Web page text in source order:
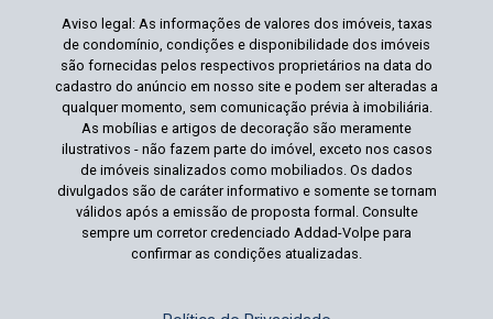
Aviso legal: As informações de valores dos imóveis, taxas
de condomínio, condições e disponibilidade dos imóveis
são fornecidas pelos respectivos proprietários na data do
cadastro do anúncio em nosso site e podem ser alteradas a
qualquer momento, sem comunicação prévia à imobiliária.
As mobílias e artigos de decoração são meramente
ilustrativos - não fazem parte do imóvel, exceto nos casos
de imóveis sinalizados como mobiliados. Os dados
divulgados são de caráter informativo e somente se tornam
válidos após a emissão de proposta formal. Consulte
sempre um corretor credenciado Addad-Volpe para
confirmar as condições atualizadas.